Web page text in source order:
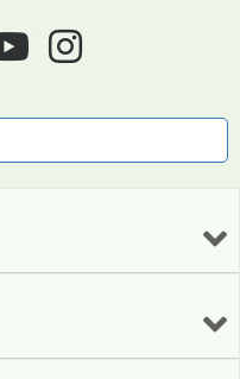
youtube instagram